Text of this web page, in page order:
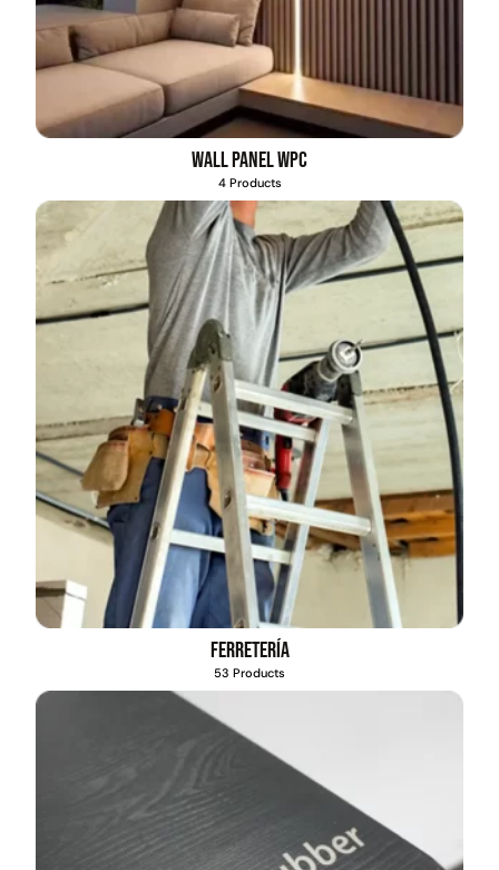
Wall Panel WPC
4 Products
Ferretería
53 Products